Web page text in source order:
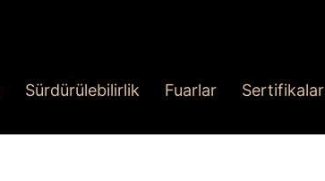
Sürdürülebilirlik Fuarlar Sertifikalar